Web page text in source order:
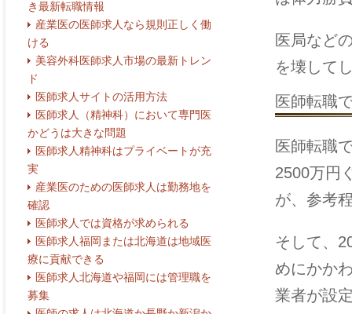
き最新転職情報
産業医の医師求人なら規則正しく働
ける
美容外科医師求人市場の最新トレン
ド
医師求人サイトの活用方法
医師求人（精神科）において専門医
かどうは大きな問題
医師求人精神科はプライベートが充
実
産業医のための医師求人は勤務地を
確認
医師求人では資格が求められる
医師求人福岡または北海道は地域医
療に貢献できる
医師求人北海道や福岡には管理職を
募集
医局など
を壊して
医師転職
医師転職
2500万円
が、参考
そして、
めにかか
業者が設